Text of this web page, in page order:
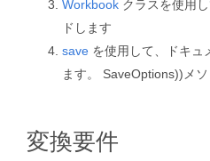
Workbook クラスを使用
ドします
save を使用して、ドキュ
ます。 SaveOptions))メソ
変換要件